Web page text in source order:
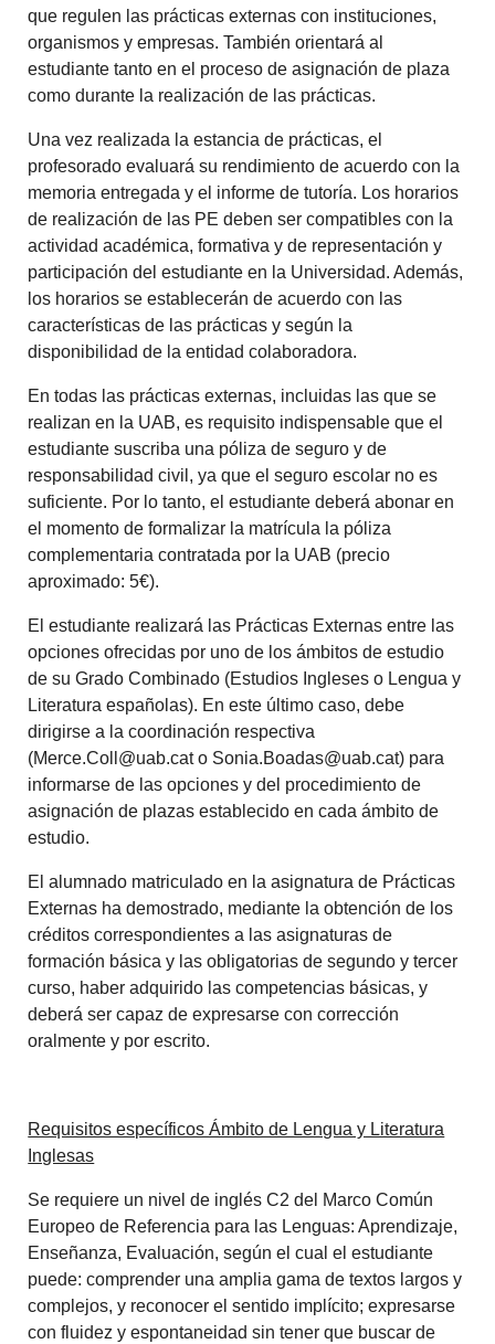
que regulen las prácticas externas con instituciones,
organismos y empresas. También orientará al
estudiante tanto en el proceso de asignación de plaza
como durante la realización de las prácticas.
Una vez realizada la estancia de prácticas, el
profesorado evaluará su rendimiento de acuerdo con la
memoria entregada y el informe de tutoría. Los horarios
de realización de las PE deben ser compatibles con la
actividad académica, formativa y de representación y
participación del estudiante en la Universidad. Además,
los horarios se establecerán de acuerdo con las
características de las prácticas y según la
disponibilidad de la entidad colaboradora.
En todas las prácticas externas, incluidas las que se
realizan en la UAB, es requisito indispensable que el
estudiante suscriba una póliza de seguro y de
responsabilidad civil, ya que el seguro escolar no es
suficiente. Por lo tanto, el estudiante deberá abonar en
el momento de formalizar la matrícula la póliza
complementaria contratada por la UAB (precio
aproximado: 5€).
El estudiante realizará las Prácticas Externas entre las
opciones ofrecidas por uno de los ámbitos de estudio
de su Grado Combinado (Estudios Ingleses o Lengua y
Literatura españolas). En este último caso, debe
dirigirse a la coordinación respectiva
(Merce.Coll@uab.cat o Sonia.Boadas@uab.cat) para
informarse de las opciones y del procedimiento de
asignación de plazas establecido en cada ámbito de
estudio.
El alumnado matriculado en la asignatura de Prácticas
Externas ha demostrado, mediante la obtención de los
créditos correspondientes a las asignaturas de
formación básica y las obligatorias de segundo y tercer
curso, haber adquirido las competencias básicas, y
deberá ser capaz de expresarse con corrección
oralmente y por escrito.
Requisitos específicos Ámbito de Lengua y Literatura
Inglesas
Se requiere un nivel de inglés C2 del Marco Común
Europeo de Referencia para las Lenguas: Aprendizaje,
Enseñanza, Evaluación, según el cual el estudiante
puede: comprender una amplia gama de textos largos y
complejos, y reconocer el sentido implícito; expresarse
con fluidez y espontaneidad sin tener que buscar de